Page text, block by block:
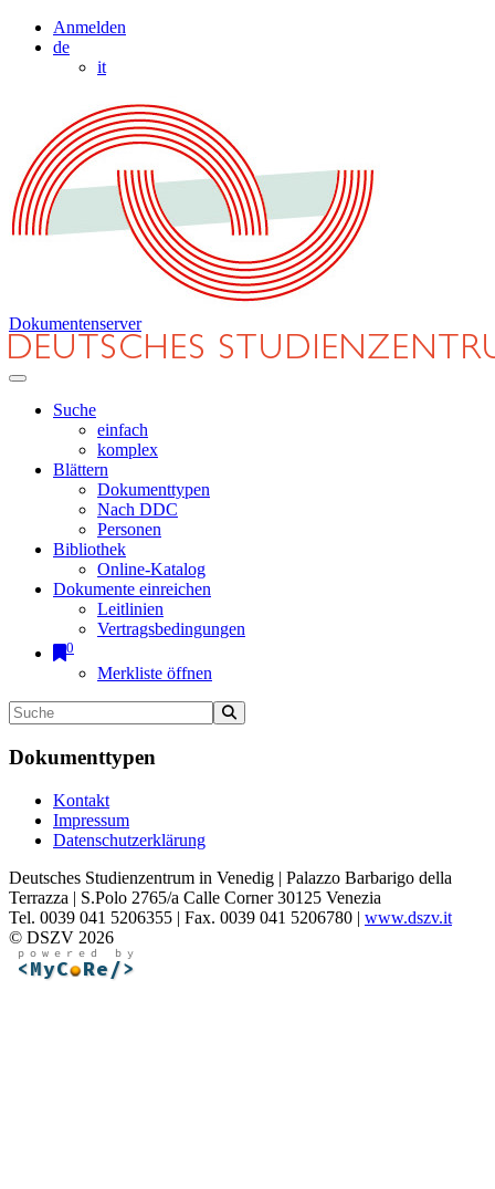
Anmelden
de
it
Dokumentenserver
Suche
einfach
komplex
Blättern
Dokumenttypen
Nach DDC
Personen
Bibliothek
Online-Katalog
Dokumente einreichen
Leitlinien
Vertragsbedingungen
0
Merkliste öffnen
Dokumenttypen
Kontakt
Impressum
Datenschutzerklärung
Deutsches Studienzentrum in Venedig | Palazzo Barbarigo della
Terrazza | S.Polo 2765/a Calle Corner 30125 Venezia
Tel. 0039 041 5206355 | Fax. 0039 041 5206780 | www.dszv.it
© DSZV 2026